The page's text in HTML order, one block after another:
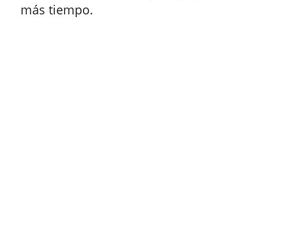
más tiempo.